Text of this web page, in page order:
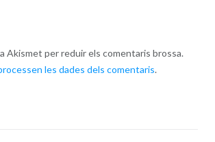
Akismet per reduir els comentaris brossa.
les dades dels comentaris.